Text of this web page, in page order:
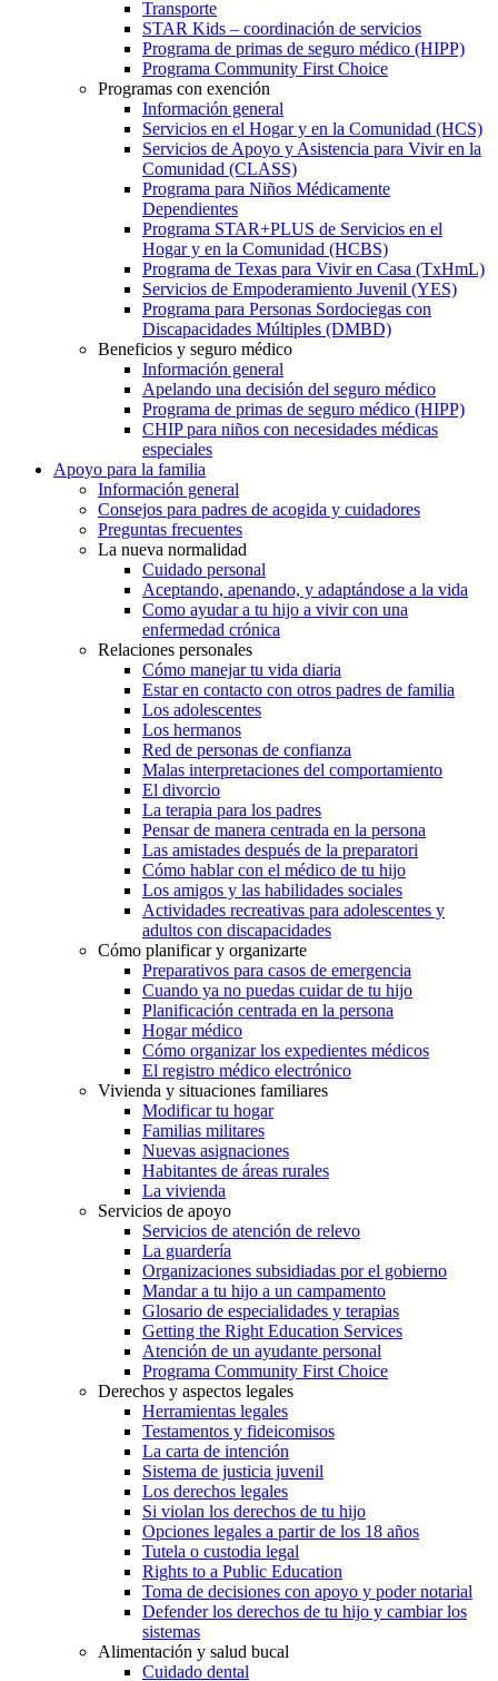
Transporte
STAR Kids – coordinación de servicios
Programa de primas de seguro médico (HIPP)
Programa Community First Choice
Programas con exención
Información general
Servicios en el Hogar y en la Comunidad (HCS)
Servicios de Apoyo y Asistencia para Vivir en la
Comunidad (CLASS)
Programa para Niños Médicamente
Dependientes
Programa STAR+PLUS de Servicios en el
Hogar y en la Comunidad (HCBS)
Programa de Texas para Vivir en Casa (TxHmL)
Servicios de Empoderamiento Juvenil (YES)
Programa para Personas Sordociegas con
Discapacidades Múltiples (DMBD)
Beneficios y seguro médico
Información general
Apelando una decisión del seguro médico
Programa de primas de seguro médico (HIPP)
CHIP para niños con necesidades médicas
especiales
Apoyo para la familia
Información general
Consejos para padres de acogida y cuidadores
Preguntas frecuentes
La nueva normalidad
Cuidado personal
Aceptando, apenando, y adaptándose a la vida
Como ayudar a tu hijo a vivir con una
enfermedad crónica
Relaciones personales
Cómo manejar tu vida diaria
Estar en contacto con otros padres de familia
Los adolescentes
Los hermanos
Red de personas de confianza
Malas interpretaciones del comportamiento
El divorcio
La terapia para los padres
Pensar de manera centrada en la persona
Las amistades después de la preparatori
Cómo hablar con el médico de tu hijo
Los amigos y las habilidades sociales
Actividades recreativas para adolescentes y
adultos con discapacidades
Cómo planificar y organizarte
Preparativos para casos de emergencia
Cuando ya no puedas cuidar de tu hijo
Planificación centrada en la persona
Hogar médico
Cómo organizar los expedientes médicos
El registro médico electrónico
Vivienda y situaciones familiares
Modificar tu hogar
Familias militares
Nuevas asignaciones
Habitantes de áreas rurales
La vivienda
Servicios de apoyo
Servicios de atención de relevo
La guardería
Organizaciones subsidiadas por el gobierno
Mandar a tu hijo a un campamento
Glosario de especialidades y terapias
Getting the Right Education Services
Atención de un ayudante personal
Programa Community First Choice
Derechos y aspectos legales
Herramientas legales
Testamentos y fideicomisos
La carta de intención
Sistema de justicia juvenil
Los derechos legales
Si violan los derechos de tu hijo
Opciones legales a partir de los 18 años
Tutela o custodia legal
Rights to a Public Education
Toma de decisiones con apoyo y poder notarial
Defender los derechos de tu hijo y cambiar los
sistemas
Alimentación y salud bucal
Cuidado dental